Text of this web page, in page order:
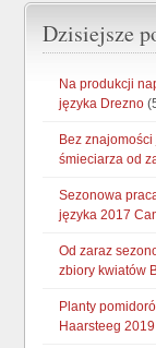
Dzisiejsze
Na produkcji
języka Drezno
Bez
śmieciarza od
Sezonowa
języka 2017
Od zaraz
zbiory kwiatów
Planty
Haarsteeg 2019